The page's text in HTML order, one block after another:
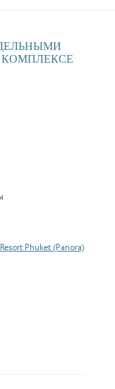
Phuket (Panora)